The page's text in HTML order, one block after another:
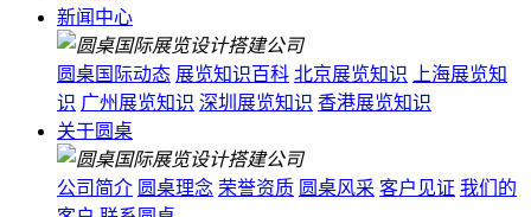
新闻中心
圆桌国际动态 展览知识百科 北京展览知识
上海展览知
识 广州展览知识 深圳展览知识 香港展览知识
关于圆桌
公司简介 圆桌理念 荣誉资质 圆桌风采 客户见证 我们的